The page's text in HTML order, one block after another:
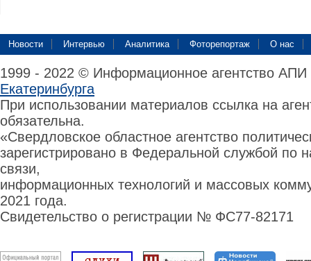
Новости Интервью Аналитика Фоторепортаж О нас
1999 - 2022 © Информационное агентство
Екатеринбурга
При использовании материалов ссылка на
обязательна.
«Свердловское областное агентство
зарегистрировано в Федеральной службой по
связи,
информационных технологий и массовых
2021 года.
Свидетельство о регистрации № ФС77-82171